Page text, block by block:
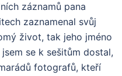
záznamů pana
zaznamenal svůj
život, tak jeho jméno
se k sešitům dostal,
fotografů, kteří